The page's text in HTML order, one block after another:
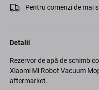
Pentru comenzi de mai
Detalii
Rezervor de apă de schimb
Xiaomi Mi Robot Vacuum
aftermarket.